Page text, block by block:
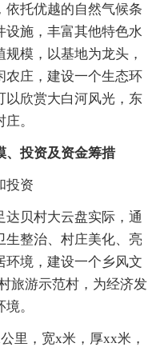
依托优越的自然气候条
设施，丰富其他特色水
模，以基地为龙头，
农庄，建设一个生态环
以欣赏大白河风光，东
。
投资及资金筹措
资
贝村大云盘实际，通
生整治、村庄美化、亮
环境，建设一个乡风文
旅游示范村，为经济发
。
，宽x米，厚xx米，